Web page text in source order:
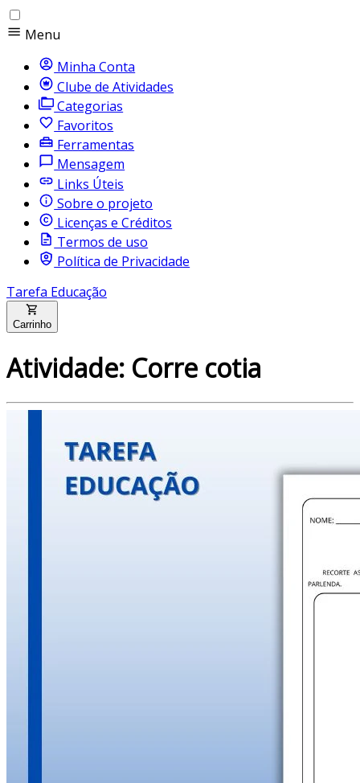
Menu
Minha Conta
Clube de Atividades
Categorias
Favoritos
Ferramentas
Mensagem
Links Úteis
Sobre o projeto
Licenças e Créditos
Termos de uso
Política de Privacidade
Tarefa Educação
Carrinho
Atividade: Corre cotia